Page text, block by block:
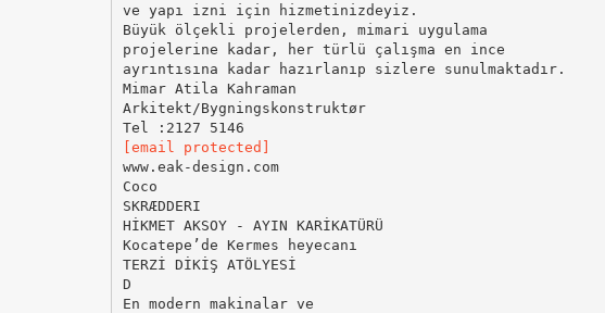
ve yapı izni için hizmetinizdeyiz.
Büyük ölçekli projelerden, mimari uygulama
projelerine kadar, her türlü çalışma en ince
ayrıntısına kadar hazırlanıp sizlere sunulmaktadır.
Mimar Atila Kahraman
Arkitekt/Bygningskonstruktør
[email protected]
www.eak-design.com
Coco
SKRÆDDERI
HİKMET AKSOY - AYIN KARİKATÜRÜ
Kocatepe’de Kermes heyecanı
TERZİ DİKİŞ ATÖLYESİ
D
En modern makinalar ve